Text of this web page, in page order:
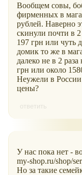
Вообщем совы,
фирменных в
рублей. Наверно
скинули почти в
197 грн или чуть
домик то же в
далеко не в 2
грн или около
Неужели в
цены?
ответить
У нас пока нет -
my-shop.ru/shop/
Но за такие